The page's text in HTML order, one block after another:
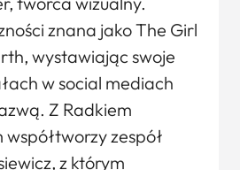
znana jako The Girl
wystawiając swoje
w social mediach
Z Radkiem
zespół
z którym